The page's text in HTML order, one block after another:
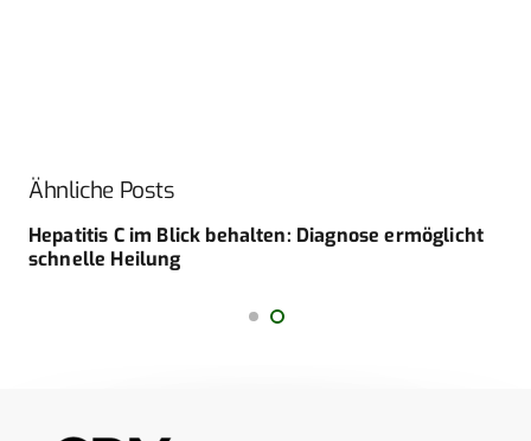
Ähnliche Posts
Hepatitis C im Blick behalten: Diagnose ermöglicht
schnelle Heilung